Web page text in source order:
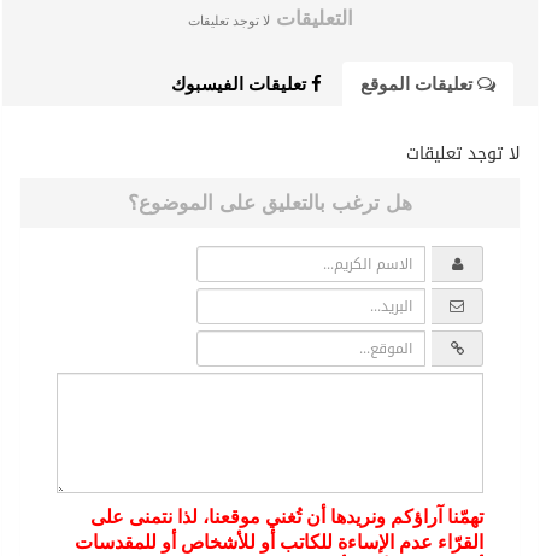
التعليقات لا توجد تعليقات
تعليقات الموقع تعليقات الفيسبوك
لا توجد تعليقات
هل ترغب بالتعليق على الموضوع؟
تهمّنا آراؤكم ونريدها أن تُغني موقعنا، لذا نتمنى على
القرّاء عدم الإساءة للكاتب أو للأشخاص أو للمقدسات